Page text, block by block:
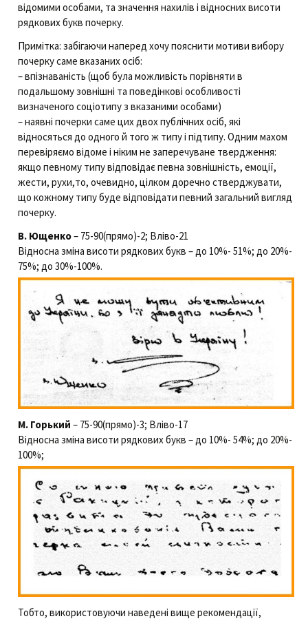
відомими особами, та значення нахилів і відносних висоти
рядкових букв почерку.
Примітка: забігаючи наперед хочу пояснити мотиви вибору
почерку саме вказаних осіб:
– впізнаваність (щоб була можливість порівняти в
подальшому зовнішні та поведінкові особливості
визначеного соціотипу з вказаними особами)
– наявні почерки саме цих двох публічних осіб, які
відносяться до одного й того ж типу і підтипу. Одним махом
перевіряємо відоме і ніким не заперечуване твердження:
якщо певному типу відповідає певна зовнішність, емоції,
жести, рухи,то, очевидно, цілком доречно стверджувати,
що кожному типу буде відповідати певний загальний вигляд
почерку.
В. Ющенко– 75-90(прямо)-2; Вліво-21
Відносна зміна висоти рядкових букв – до 10%- 51%; до 20%-
75%; до 30%-100%.
М. Горький – 75-90(прямо)-3; Вліво-17
Відносна зміна висоти рядкових букв – до 10%- 54%; до 20%-
100%;
Тобто, використовуючи наведені вище рекомендації,